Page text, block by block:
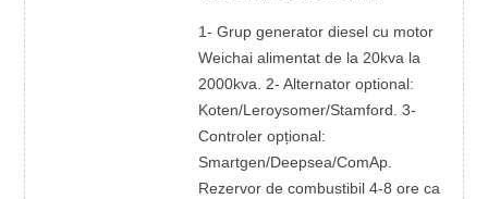
1- Grup generator diesel cu motor
Weichai alimentat de la 20kva la
2000kva. 2- Alternator optional:
Koten/Leroysomer/Stamford. 3-
Controler opțional:
Smartgen/Deepsea/ComAp.
Rezervor de combustibil 4-8 ore ca